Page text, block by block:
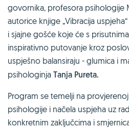
govornika, profesora psihologije
autorice knjige „Vibracija
i sjajne gošće koje će s
inspirativno putovanje kroz
uspješno balansiraju - glumica i
psihologinja Tanja Pureta.
Program se temelji na
psihologije i načela uspjeha uz
konkretnim zaključcima i